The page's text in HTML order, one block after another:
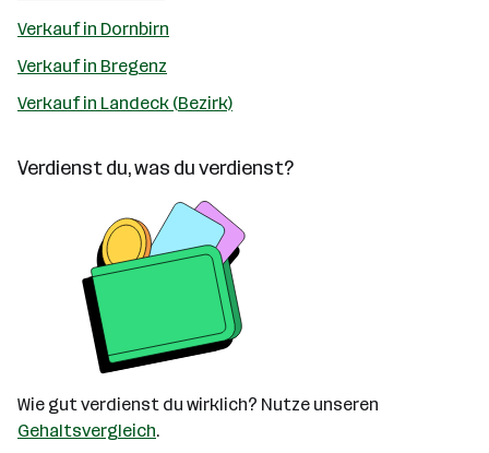
Verkauf in Dornbirn
Verkauf in Bregenz
Verkauf in Landeck (Bezirk)
Verdienst du, was du verdienst?
Wie gut verdienst du wirklich? Nutze unseren
Gehaltsvergleich.